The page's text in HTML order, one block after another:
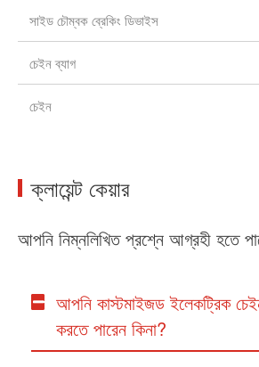
সাইড চৌম্বক ব্রেকিং ডিভাইস
চেইন ব্যাগ
চেইন
ক্লায়েন্ট কেয়ার
আপনি নিম্নলিখিত প্রশ্নে আগ্রহী হতে
আপনি কাস্টমাইজড ইলেকট্রিক
করতে পারেন কিনা?